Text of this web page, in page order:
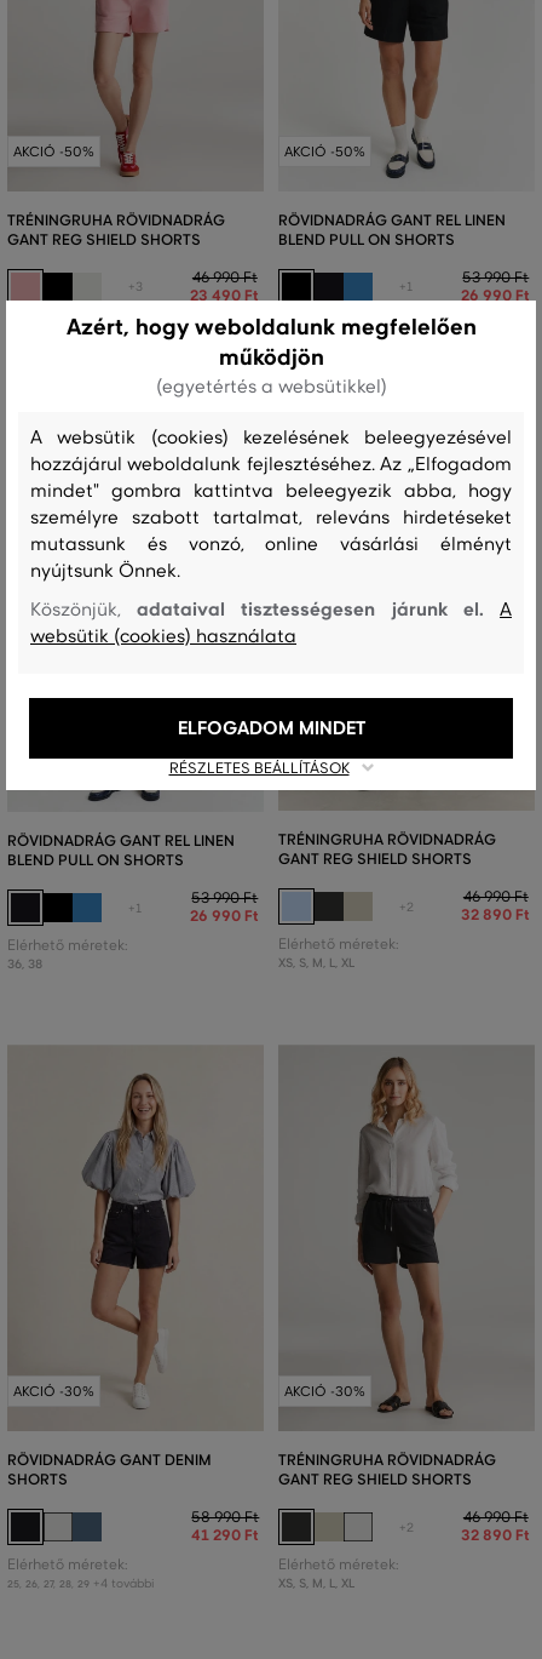
AKCIÓ -50%
TRÉNINGRUHA RÖVIDNADRÁG
GANT REG SHIELD SHORTS
+3
46 990 Ft
23 490 Ft
Elérhető méretek:
AKCIÓ -50%
RÖVIDNADRÁG GANT REL LINEN
BLEND PULL ON SHORTS
+1
53 990 Ft
26 990 Ft
Elérhető méretek:
RÖVIDNADRÁG GANT REL LINEN
BLEND PULL ON SHORTS
+1
53 990 Ft
26 990 Ft
Elérhető méretek:
36, 38
AKCIÓ -30%
TRÉNINGRUHA RÖVIDNADRÁG
GANT REG SHIELD SHORTS
+2
46 990 Ft
32 890 Ft
Elérhető méretek:
XS, S, M, L, XL
AKCIÓ -30%
RÖVIDNADRÁG GANT DENIM
SHORTS
58 990 Ft
41 290 Ft
Elérhető méretek:
25 26 27, 28 29 +4 további
AKCIÓ -30%
TRÉNINGRUHA RÖVIDNADRÁG
GANT REG SHIELD SHORTS
+2
46 990 Ft
32 890 Ft
Elérhető méretek:
XS, S, M, L, XL
Azért, hogy weboldalunk megfelelően
működjön
(egyetértés a websütikkel)
A websütik (cookies) kezelésének beleegyezésével
hozzájárul weboldalunk fejlesztéséhez. Az „Elfogadom
mindet" gombra kattintva beleegyezik abba, hogy
személyre szabott tartalmat, releváns hirdetéseket
mutassunk és vonzó, online vásárlási élményt
nyújtsunk Önnek.
Köszönjük,adataival tisztességesen járunk el.A
websütik (cookies) használata
RÉSZLETES BEÁLLÍTÁSOK
ELFOGADOM MINDET